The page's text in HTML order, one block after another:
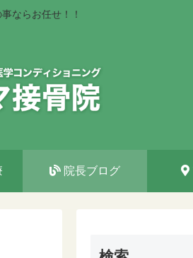
ならお任せ！！
院長ブログ